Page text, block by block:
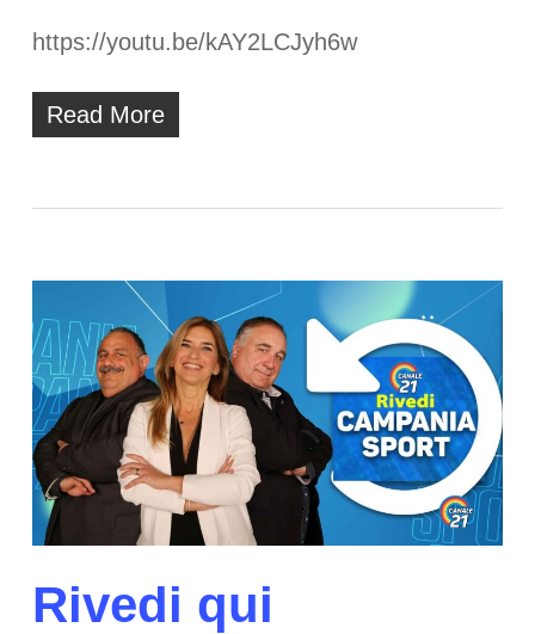
https://youtu.be/kAY2LCJyh6w
Read More
Rivedi qui